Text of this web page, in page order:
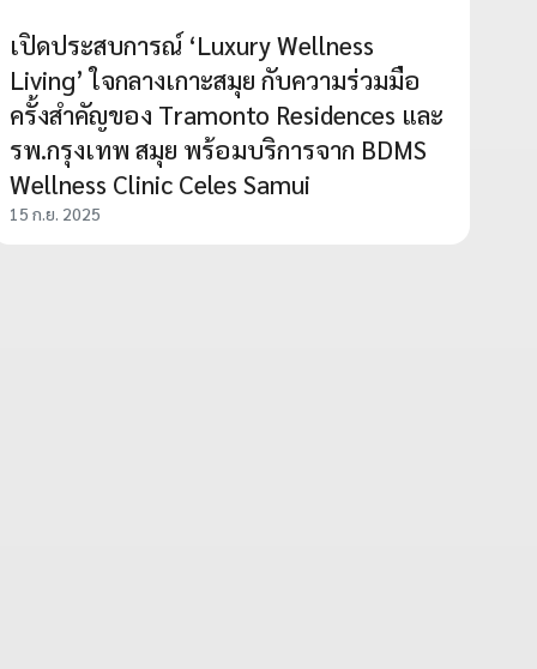
เปิดประสบการณ์ ‘Luxury Wellness
Living’ ใจกลางเกาะสมุย กับความร่วมมือ
ครั้งสำคัญของ Tramonto Residences และ
รพ.กรุงเทพ สมุย พร้อมบริการจาก BDMS
Wellness Clinic Celes Samui
15 ก.ย. 2025